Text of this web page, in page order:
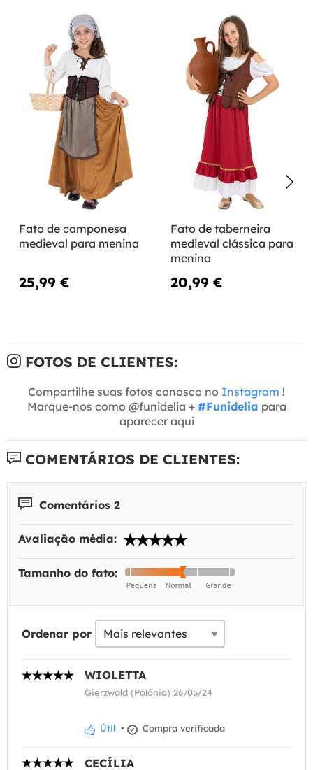
Fato de camponesa
medieval para menina
25,99 €
Fato de taberneira
medieval clássica para
menina
20,99 €
FOTOS DE CLIENTES:
Compartilhe suas fotos conosco no Instagram !
Marque-nos como @funidelia + #Funidelia para
aparecer aqui
COMENTÁRIOS DE CLIENTES:
Comentários 2
Avaliação média:
Tamanho do fato:
Ordenar por
WIOLETTA
Gierzwałd (Polônia) 26/05/24
Útil • Compra verificada
CECÍLIA